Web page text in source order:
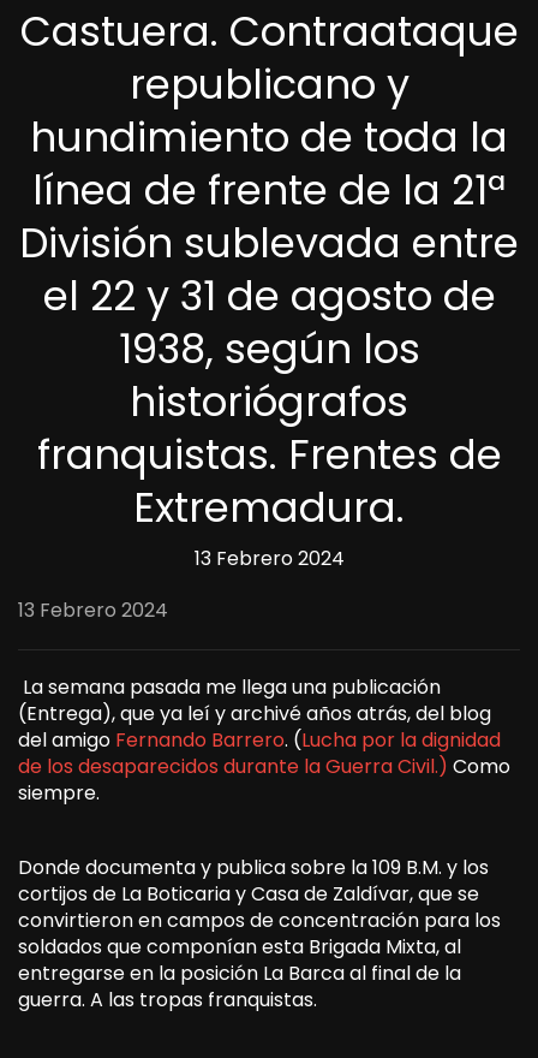
Castuera. Contraataque
republicano y
hundimiento de toda la
línea de frente de la 21ª
División sublevada entre
el 22 y 31 de agosto de
1938, según los
historiógrafos
franquistas. Frentes de
Extremadura.
13 Febrero 2024
13 Febrero 2024
La semana pasada me llega una publicación
(Entrega), que ya leí y archivé años atrás, del blog
del amigo Fernando Barrero. (Lucha por la dignidad
de los desaparecidos durante la Guerra Civil.) Como
siempre.
Donde documenta y publica sobre la 109 B.M. y los
cortijos de La Boticaria y Casa de Zaldívar, que se
convirtieron en campos de concentración para los
soldados que componían esta Brigada Mixta, al
entregarse en la posición La Barca al final de la
guerra. A las tropas franquistas.